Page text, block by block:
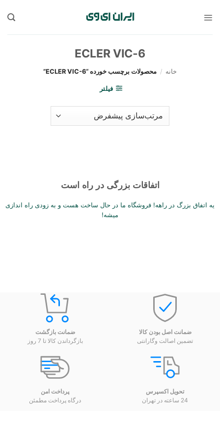
ECLER VIC-6
خانه / محصولات برچسب خورده “ECLER VIC-6”
فیلتر
اتفاقات بزرگی در راه است
یه اتفاق بزرگ در راهه! فروشگاه ما در حال ساخت هست و به زودی راه اندازی
میشه!
ضمانت اصل بودن کالا
تضمین اصالت وگارانتی
ضمانت بازگشت
بازگرداندن کالا تا 7 روز
تحویل اکسپرس
24 ساعته در تهران
پرداخت امن
درگاه پرداخت مطمئن